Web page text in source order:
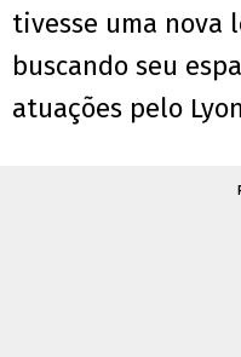
tivesse uma nova
buscando seu
atuações pelo